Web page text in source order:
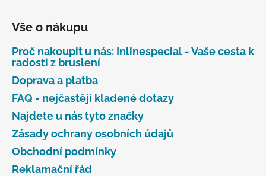
Vše o nákupu
Proč nakoupit u nás: Inlinespecial - Vaše cesta k
radosti z bruslení
Doprava a platba
FAQ - nejčastěji kladené dotazy
Najdete u nás tyto značky
Zásady ochrany osobních údajů
Obchodní podmínky
Reklamační řád